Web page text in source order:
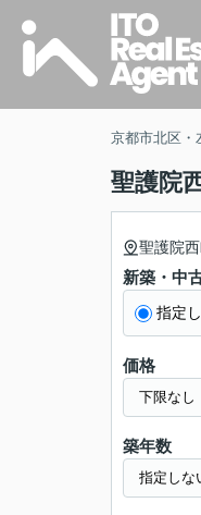
京都市北区・
聖護院
聖護院
新築・中
指定
価格
築年数